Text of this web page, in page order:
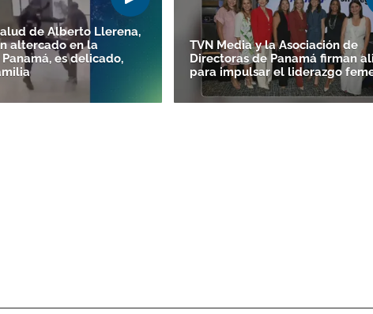
de Alberto Llerena,
altercado en la
es delicado,
TVN Media y la Asociación de
Directoras de Panamá firman
para impulsar el liderazgo